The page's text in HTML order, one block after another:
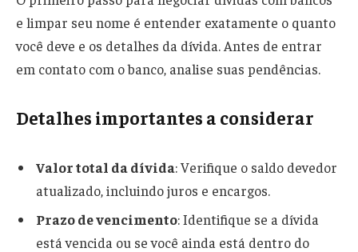
e limpar seu nome é entender exatamente o quanto
você deve e os detalhes da dívida. Antes de entrar
em contato com o banco, analise suas pendências.
Detalhes importantes a considerar
Valor total da dívida: Verifique o saldo devedor
atualizado, incluindo juros e encargos.
Prazo de vencimento: Identifique se a dívida
está vencida ou se você ainda está dentro do